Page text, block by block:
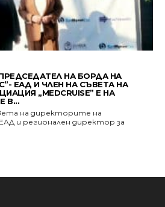
НА БОРДА НА
ЕАД И ЧЛЕН НА СЪВЕТА НА
„MEDCRUISE” Е НА
В...
на директорите на
и регионален директор за